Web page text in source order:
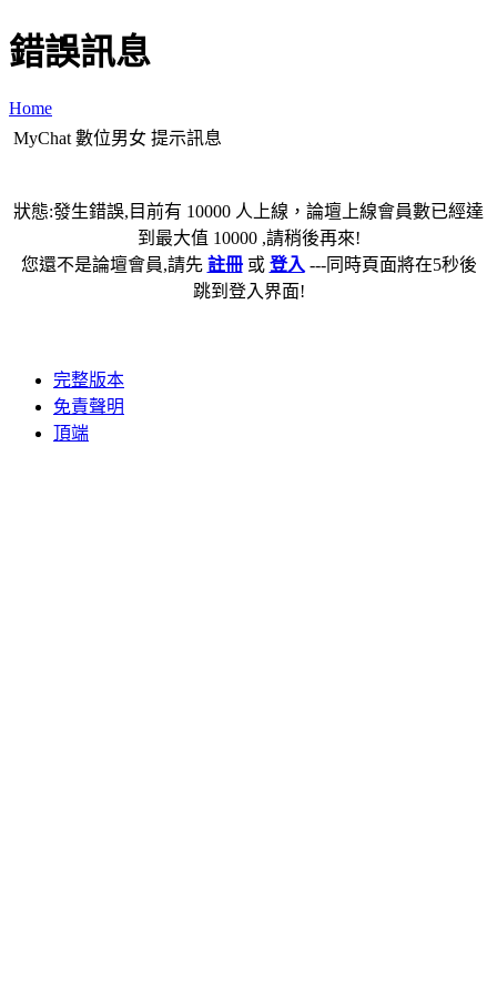
錯誤訊息
Home
MyChat 數位男女 提示訊息
狀態:發生錯誤,目前有 10000 人上線，論壇上線會員數已經達
到最大值 10000 ,請稍後再來!
您還不是論壇會員,請先 註冊或 登入 ---同時頁面將在5秒後
跳到登入界面!
完整版本
免責聲明
頂端